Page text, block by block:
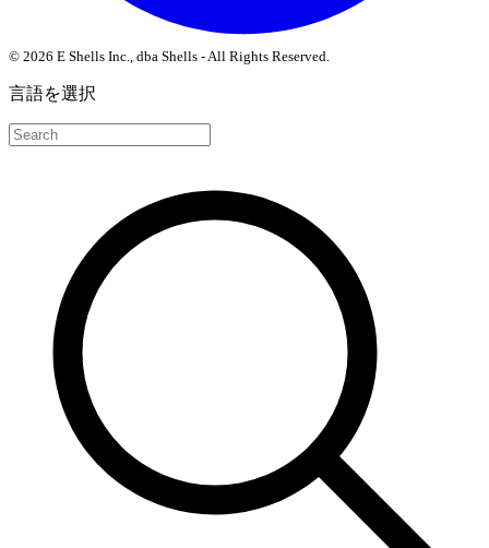
© 2026 E Shells Inc., dba Shells - All Rights Reserved.
言語を選択